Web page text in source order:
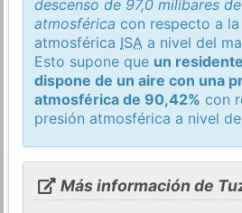
descenso de 97,0 milibares
atmosférica con respecto a
atmosférica ISA a nivel del
Esto supone que un
dispone de un aire con una
atmosférica de 90,42% con
presión atmosférica a nivel
Más información de